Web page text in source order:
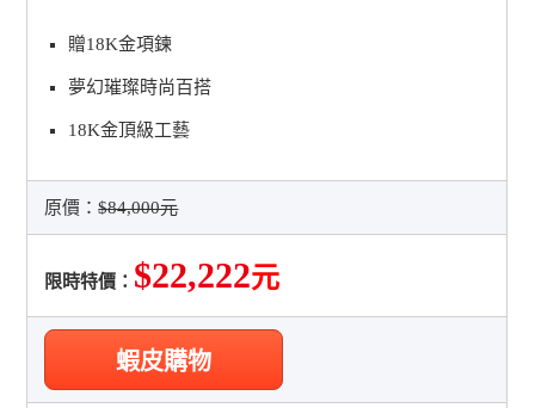
贈18K金項鍊
夢幻璀璨時尚百搭
18K金頂級工藝
原價：$84,000元
限時特價： $22,222元
蝦皮購物